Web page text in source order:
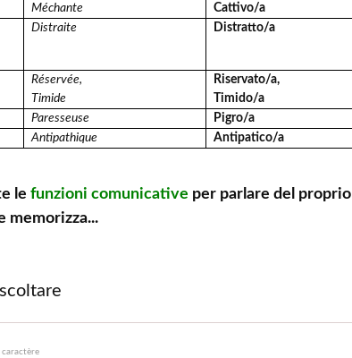
Méchante
Cattivo/a
Distraite Distratto/a
Réservée,
Timide
Riservato/a,
Timido/a
Paresseuse
Pigro/a
Antipathique Antipatico/a
le funzioni comunicative per parlare del proprio
memorizza...